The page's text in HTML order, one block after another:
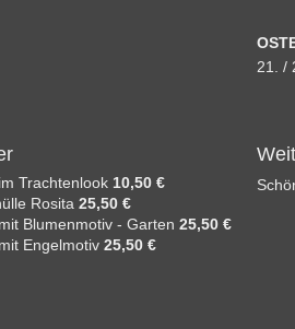
21. /
Trachtenlook 10,50 €
Rosita 25,50 €
Blumenmotiv - Garten 25,50 €
Engelmotiv 25,50 €